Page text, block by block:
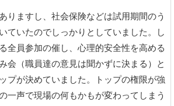
りますし、社会保険などは試用期間のう
ていたのでしっかりとしていました。し
全員参加の催し、心理的安全性を高める
会（職員達の意見は聞かずに決まる）と
プが決めていました。トップの権限が強
一声で現場の何もかもが変わってしまう